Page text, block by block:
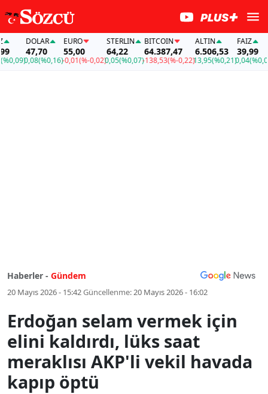
DOLAR
47,70
0,08(%0,16)
EURO
55,00
-0,01(%-0,02)
STERLIN
64,22
0,05(%0,07)
BITCOIN
64.387,47
-138,53(%-0,22)
ALTIN
6.506,53
13,95(%0,21)
FAİZ
39,99
0,04(%0,09)
Haberler - Gündem
20 Mayıs 2026 - 15:42Güncellenme:20 Mayıs 2026 - 16:02
Erdoğan selam vermek için
elini kaldırdı, lüks saat
meraklısı AKP'li vekil havada
kapıp öptü